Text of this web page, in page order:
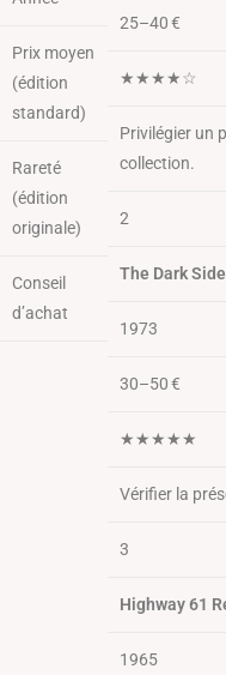
Prix moyen
(édition
standard)
Rareté
(édition
originale)
Conseil
d’achat
25–40 €
★★★★☆
Privilégier un
collection.
2
The Dark
1973
30–50 €
★★★★★
Vérifier la
3
Highway 61
1965